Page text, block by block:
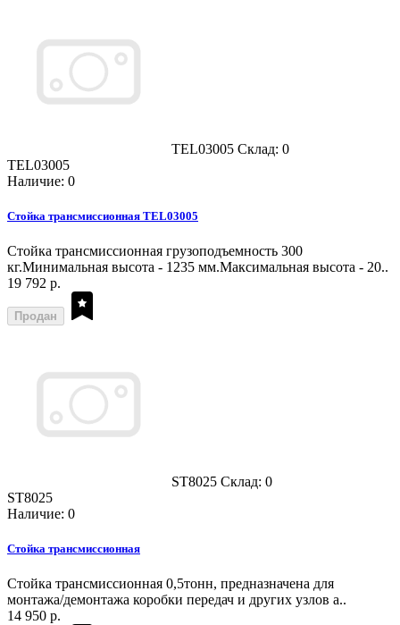
TEL03005 Склад: 0
TEL03005
Наличие: 0
Стойка трансмиссионная TEL03005
Стойка трансмиссионная грузоподъемность 300
кг.Минимальная высота - 1235 мм.Максимальная высота - 20..
19 792 р.
Продан
ST8025 Склад: 0
ST8025
Наличие: 0
Стойка трансмиссионная
Стойка трансмиссионная 0,5тонн, предназначена для
монтажа/демонтажа коробки передач и других узлов а..
14 950 р.